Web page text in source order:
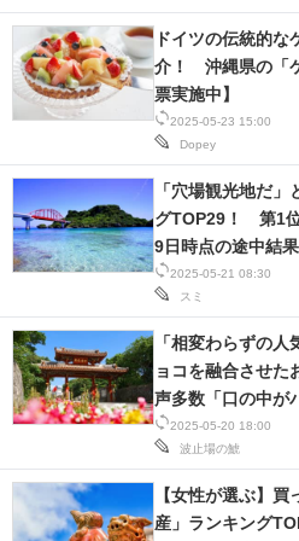
2025-05-23 15:00
Dopey
ドイツの伝統的
介！ 沖縄県の「
票実施中】
2025-05-21 08:30
スミ
「穴場観光地だ
グTOP29！ 第1
9日時点の途中結果
2025-05-20 18:00
波止場の鯱
「相変わらずの
ョコを融合させた
声多数「口の中が
けどやっぱりチョ
【女性が選ぶ】
産」ランキング